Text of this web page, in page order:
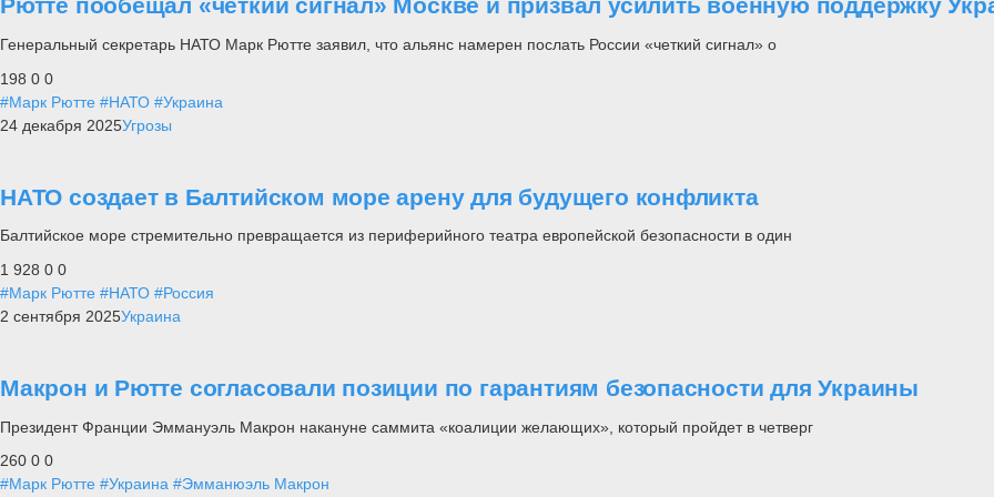
Рютте пообещал «четкий сигнал» Москве и призвал усилить военную поддержку
Генеральный секретарь НАТО Марк Рютте заявил, что альянс намерен послать России «четкий сигнал» о
198 0 0
#Марк Рютте #НАТО #Украина
24 декабря 2025Угрозы
НАТО создает в Балтийском море арену для будущего конфликта
Балтийское море стремительно превращается из периферийного театра европейской безопасности в один
1 928 0 0
#Марк Рютте #НАТО #Россия
2 сентября 2025Украина
Макрон и Рютте согласовали позиции по гарантиям безопасности для Украины
Президент Франции Эммануэль Макрон накануне саммита «коалиции желающих», который пройдет в четверг
260 0 0
#Марк Рютте #Украина #Эмманюэль Макрон